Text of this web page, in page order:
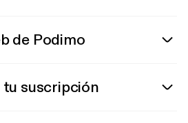
de Podimo
suscripción